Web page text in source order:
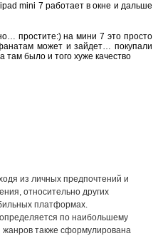
mini 7 работает в окне и дальше
простите:) на мини 7 это просто
может и зайдет… покупали
было и того хуже качество
из личных предпочтений и
относительно других
платформах.
по наибольшему
жанров также сформулирована